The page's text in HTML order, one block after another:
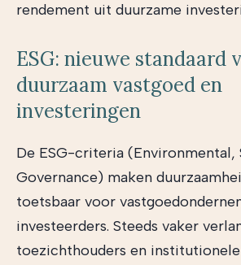
rendement uit duurzame
ESG: nieuwe standaard
duurzaam vastgoed en
investeringen
De ESG-criteria (Environmental,
Governance) maken
toetsbaar voor
investeerders. Steeds vaker
toezichthouders en